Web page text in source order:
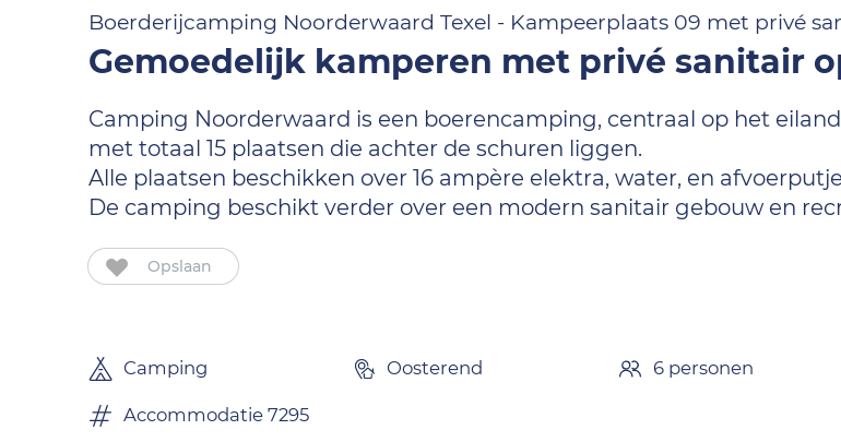
Boerderijcamping Noorderwaard Texel - Kampeerplaats 09 met privé
Gemoedelijk kamperen met privé sanitair
Camping Noorderwaard is een boerencamping, centraal op het
met totaal 15 plaatsen die achter de schuren liggen.
Alle plaatsen beschikken over 16 ampère elektra, water, en
De camping beschikt verder over een modern sanitair gebouw en
Opslaan
Camping Oosterend 6 personen
Accommodatie 7295